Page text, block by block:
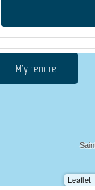
M'y rendre